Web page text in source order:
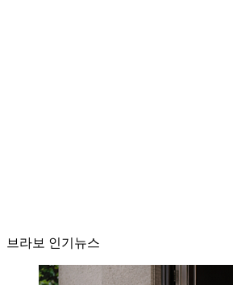
브라보 인기뉴스